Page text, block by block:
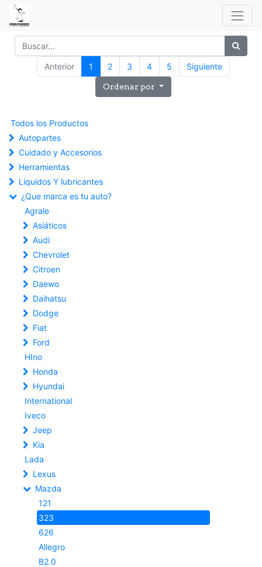
Anterior 1 2 3 4 5 Siguiente
Ordenar por
Todos los Productos
Autopartes
Cuidado y Accesorios
Herramientas
Liquidos Y lubricantes
¿Que marca es tu auto?
Agrale
Asiáticos
Audi
Chevrolet
Citroen
Daewo
Daihatsu
Dodge
Fiat
Ford
HIno
Honda
Hyundai
International
Iveco
Jeep
Kia
Lada
Lexus
Mazda
121
323
626
Allegro
B2.0